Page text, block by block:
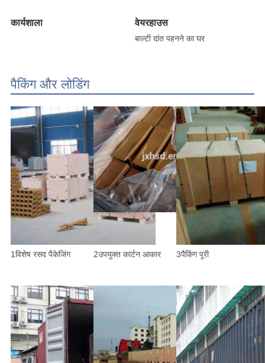
कार्यशाला वेयरहाउस
बाल्टी दांत पहनने का घर
पैकिंग और लोडिंग
1विशेष रसद पैकेजिंग 2उपयुक्त कार्टन आकार 3पैकिंग पूरी